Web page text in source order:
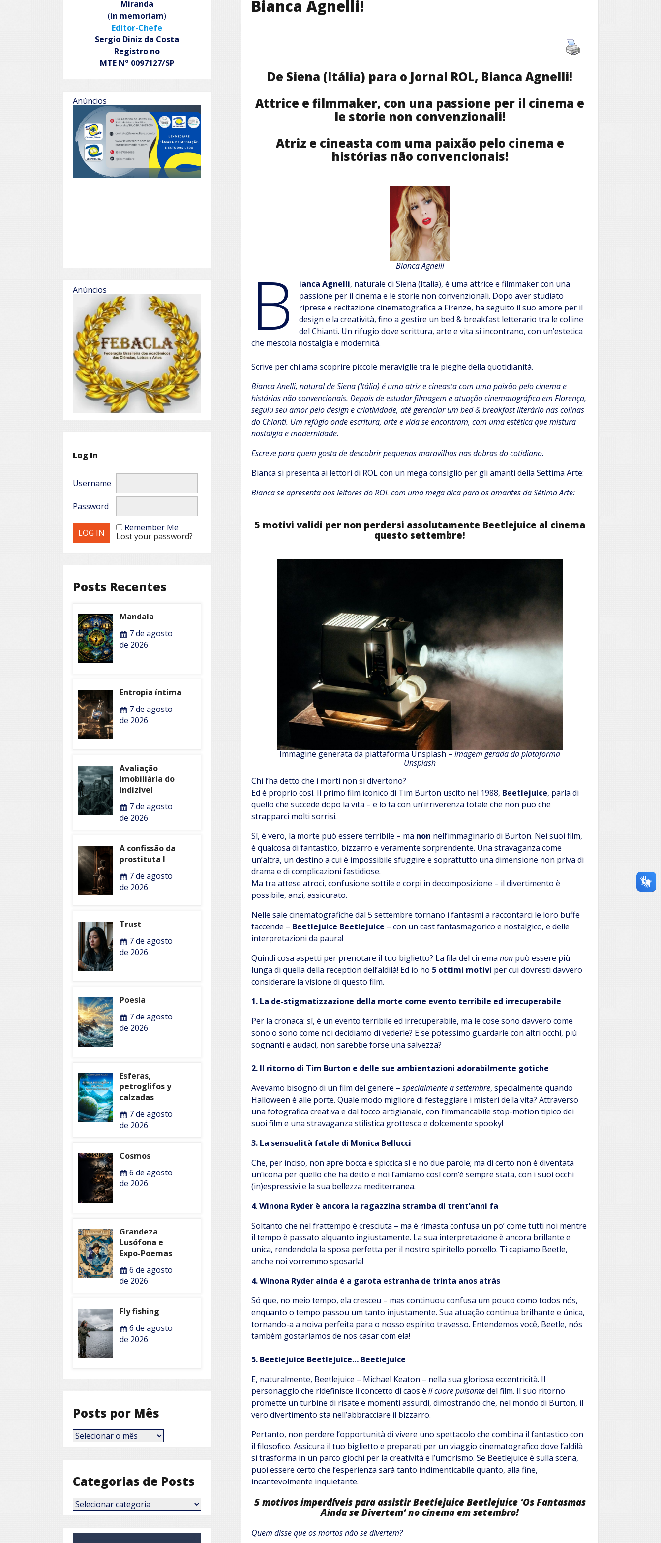
Bianca Agnelli!
De Siena (Itália) para o Jornal ROL, Bianca Agnelli!
Attrice e filmmaker, con una passione per il cinema e
le storie non convenzionali!
Atriz e cineasta com uma paixão pelo cinema e
histórias não convencionais!
Bianca Agnelli
B ianca Agnelli, naturale di Siena (Italia), è uma attrice e filmmaker con una
passione per il cinema e le storie non convenzionali. Dopo aver studiato
riprese e recitazione cinematografica a Firenze, ha seguito il suo amore per il
design e la creatività, fino a gestire un bed & breakfast letterario tra le colline
del Chianti. Un rifugio dove scrittura, arte e vita si incontrano, con un’estetica
che mescola nostalgia e modernità.
Scrive per chi ama scoprire piccole meraviglie tra le pieghe della quotidianità.
Bianca Anelli, natural de Siena (Itália) é uma atriz e cineasta com uma paixão pelo cinema e
histórias não convencionais. Depois de estudar filmagem e atuação cinematográfica em Florença,
seguiu seu amor pelo design e criatividade, até gerenciar um bed & breakfast literário nas colinas
do Chianti. Um refúgio onde escritura, arte e vida se encontram, com uma estética que mistura
nostalgia e modernidade.
Escreve para quem gosta de descobrir pequenas maravilhas nas dobras do cotidiano.
Bianca si presenta ai lettori di ROL con un mega consiglio per gli amanti della Settima Arte:
Bianca se apresenta aos leitores do ROL com uma mega dica para os amantes da Sétima Arte:
5 motivi validi per non perdersi assolutamente Beetlejuice al cinema
questo settembre!
Immagine generata da piattaforma Unsplash – Imagem gerada da plataforma
Unsplash
Chi l’ha detto che i morti non si divertono?
Ed è proprio così. Il primo film iconico di Tim Burton uscito nel 1988, Beetlejuice, parla di
quello che succede dopo la vita – e lo fa con un’irriverenza totale che non può che
strapparci molti sorrisi.
Sì, è vero, la morte può essere terribile – ma non nell’immaginario di Burton. Nei suoi film,
è qualcosa di fantastico, bizzarro e veramente sorprendente. Una stravaganza come
un’altra, un destino a cui è impossibile sfuggire e soprattutto una dimensione non priva di
drama e di complicazioni fastidiose.
Ma tra attese atroci, confusione sottile e corpi in decomposizione – il divertimento è
possibile, anzi, assicurato.
Nelle sale cinematografiche dal 5 settembre tornano i fantasmi a raccontarci le loro buffe
faccende – Beetlejuice Beetlejuice – con un cast fantasmagorico e nostalgico, e delle
interpretazioni da paura!
Quindi cosa aspetti per prenotare il tuo biglietto? La fila del cinema non può essere più
lunga di quella della reception dell’aldilà! Ed io ho 5 ottimi motivi per cui dovresti davvero
considerare la visione di questo film.
1. La de-stigmatizzazione della morte come evento terribile ed irrecuperabile
Per la cronaca: sì, è un evento terribile ed irrecuperabile, ma le cose sono davvero come
sono o sono come noi decidiamo di vederle? E se potessimo guardarle con altri occhi, più
sognanti e audaci, non sarebbe forse una salvezza?
2. Il ritorno di Tim Burton e delle sue ambientazioni adorabilmente gotiche
Avevamo bisogno di un film del genere – specialmente a settembre, specialmente quando
Halloween è alle porte. Quale modo migliore di festeggiare i misteri della vita? Attraverso
una fotografica creativa e dal tocco artigianale, con l’immancabile stop-motion tipico dei
suoi film e una stravaganza stilistica grottesca e dolcemente spooky!
3. La sensualità fatale di Monica Bellucci
Che, per inciso, non apre bocca e spiccica sì e no due parole; ma di certo non è diventata
un’icona per quello che ha detto e noi l’amiamo così com’è sempre stata, con i suoi occhi
(in)espressivi e la sua bellezza mediterranea.
4. Winona Ryder è ancora la ragazzina stramba di trent’anni fa
Soltanto che nel frattempo è cresciuta – ma è rimasta confusa un po’ come tutti noi mentre
il tempo è passato alquanto ingiustamente. La sua interpretazione è ancora brillante e
unica, rendendola la sposa perfetta per il nostro spiritello porcello. Ti capiamo Beetle,
anche noi vorremmo sposarla!
4.Winona Ryder ainda é a garota estranha de trinta anos atrás
Só que, no meio tempo, ela cresceu – mas continuou confusa um pouco como todos nós,
enquanto o tempo passou um tanto injustamente. Sua atuação continua brilhante e única,
tornando-a a noiva perfeita para o nosso espírito travesso. Entendemos você, Beetle, nós
também gostaríamos de nos casar com ela!
5. Beetlejuice Beetlejuice… Beetlejuice
E, naturalmente, Beetlejuice – Michael Keaton – nella sua gloriosa eccentricità. Il
personaggio che ridefinisce il concetto di caos è il cuore pulsantedel film. Il suo ritorno
promette un turbine di risate e momenti assurdi, dimostrando che, nel mondo di Burton, il
vero divertimento sta nell’abbracciare il bizzarro.
Pertanto, non perdere l’opportunità di vivere uno spettacolo che combina il fantastico con
il filosofico. Assicura il tuo biglietto e preparati per un viaggio cinematografico dove l’aldilà
si trasforma in un parco giochi per la creatività e l’umorismo. Se Beetlejuice è sulla scena,
puoi essere certo che l’esperienza sarà tanto indimenticabile quanto, alla fine,
incantevolmente inquietante.
5 motivos imperdíveis para assistir Beetlejuice Beetlejuice ‘Os Fantasmas
Ainda se Divertem‘no cinema em setembro!
Quem disse que os mortos não se divertem?
Miranda
(in memoriam)
Editor-Chefe
Sergio Diniz da Costa
Registro no
MTE No 0097127/SP
Anúncios
Anúncios
Log In
Username
Password
Remember Me
Lost your password?
Posts Recentes
Mandala
7 de agosto
de 2026
Entropia íntima
7 de agosto
de 2026
Avaliação
imobiliária do
indizível
7 de agosto
de 2026
A confissão da
prostituta I
7 de agosto
de 2026
Trust
7 de agosto
de 2026
Poesia
7 de agosto
de 2026
Esferas,
petroglifos y
calzadas
7 de agosto
de 2026
Cosmos
6 de agosto
de 2026
Grandeza
Lusófona e
Expo-Poemas
6 de agosto
de 2026
Fly fishing
6 de agosto
de 2026
Posts por Mês
Posts
por
Categorias de Posts
Categorias
de